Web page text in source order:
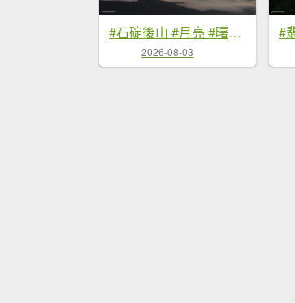
#石碇後山 #月亮 #曙光 #反燒 #日出 #雲海 8/3
2026-08-03